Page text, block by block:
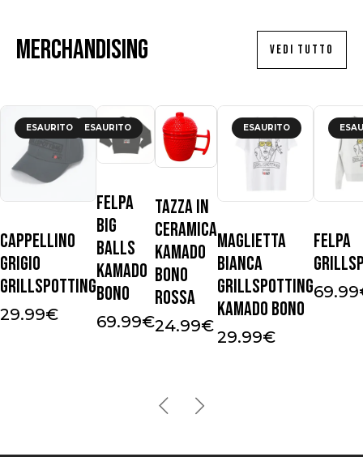
Merchandising VEDI TUTTO
ESAURITO
Cappellino
Grigio
Grillspotting
29.99€
ESAURITO
Felpa
Big
Balls
Kamado
Bono
69.99€
Tazza in
ceramica
Kamado
Bono
Rossa
24.99€
ESAURITO
Maglietta
Bianca
Grillspotting
Kamado Bono
29.99€
Felpa
69.99